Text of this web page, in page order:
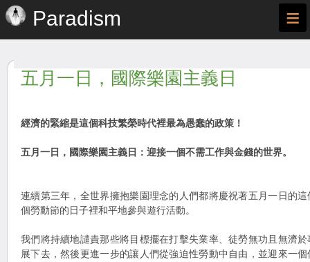
Paradism ≡
五月一日，國際樂園主義日
經濟的緊縮是這個科技繁榮時代裡最為愚蠢的政策！
五月一日，國際樂園主義日：迎接一個不需工作與金錢的世界。
連續第三年，全世界擁抱樂園理念的人們都將慶祝著五月一日的
個勞動節的日子裡和平地參與遊行活動。
我們將持續地譴責那些將目標擺在打擊失業率、徒勞無功且無濟
展下去，然後更進一步的讓人們從強迫性勞動中自由，並迎來一